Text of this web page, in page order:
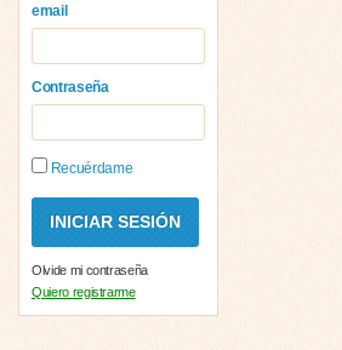
email
Contraseña
Recuérdame
Olvide mi contraseña
Quiero registrarme